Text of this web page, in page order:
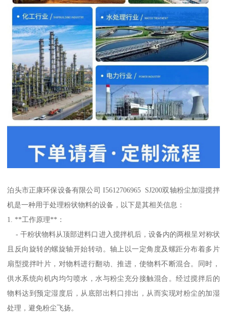
泊头市正康环保设备有限公司 I5612706965 SJ200双轴粉尘加湿搅拌
机是一种用于处理粉状物料的设备，以下是其相关信息：
1. **工作原理**：
- 干粉状物料从顶部进料口进入搅拌机后，设备内的两根呈对称状
且反向旋转的螺旋轴开始转动。轴上以一定角度及螺距分布着多片
扇型搅拌叶片，对物料进行翻动、推进，使物料不断混合。同时，
供水系统向机内均匀喷水，水与粉尘充分接触混合。经过搅拌后的
物料达到预定湿度后，从底部出料口排出，从而实现对粉尘的加湿
处理，避免粉尘飞扬。